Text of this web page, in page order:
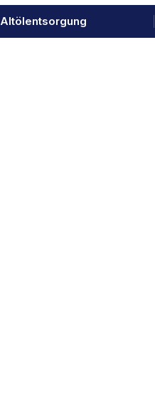
Altölentsorgung